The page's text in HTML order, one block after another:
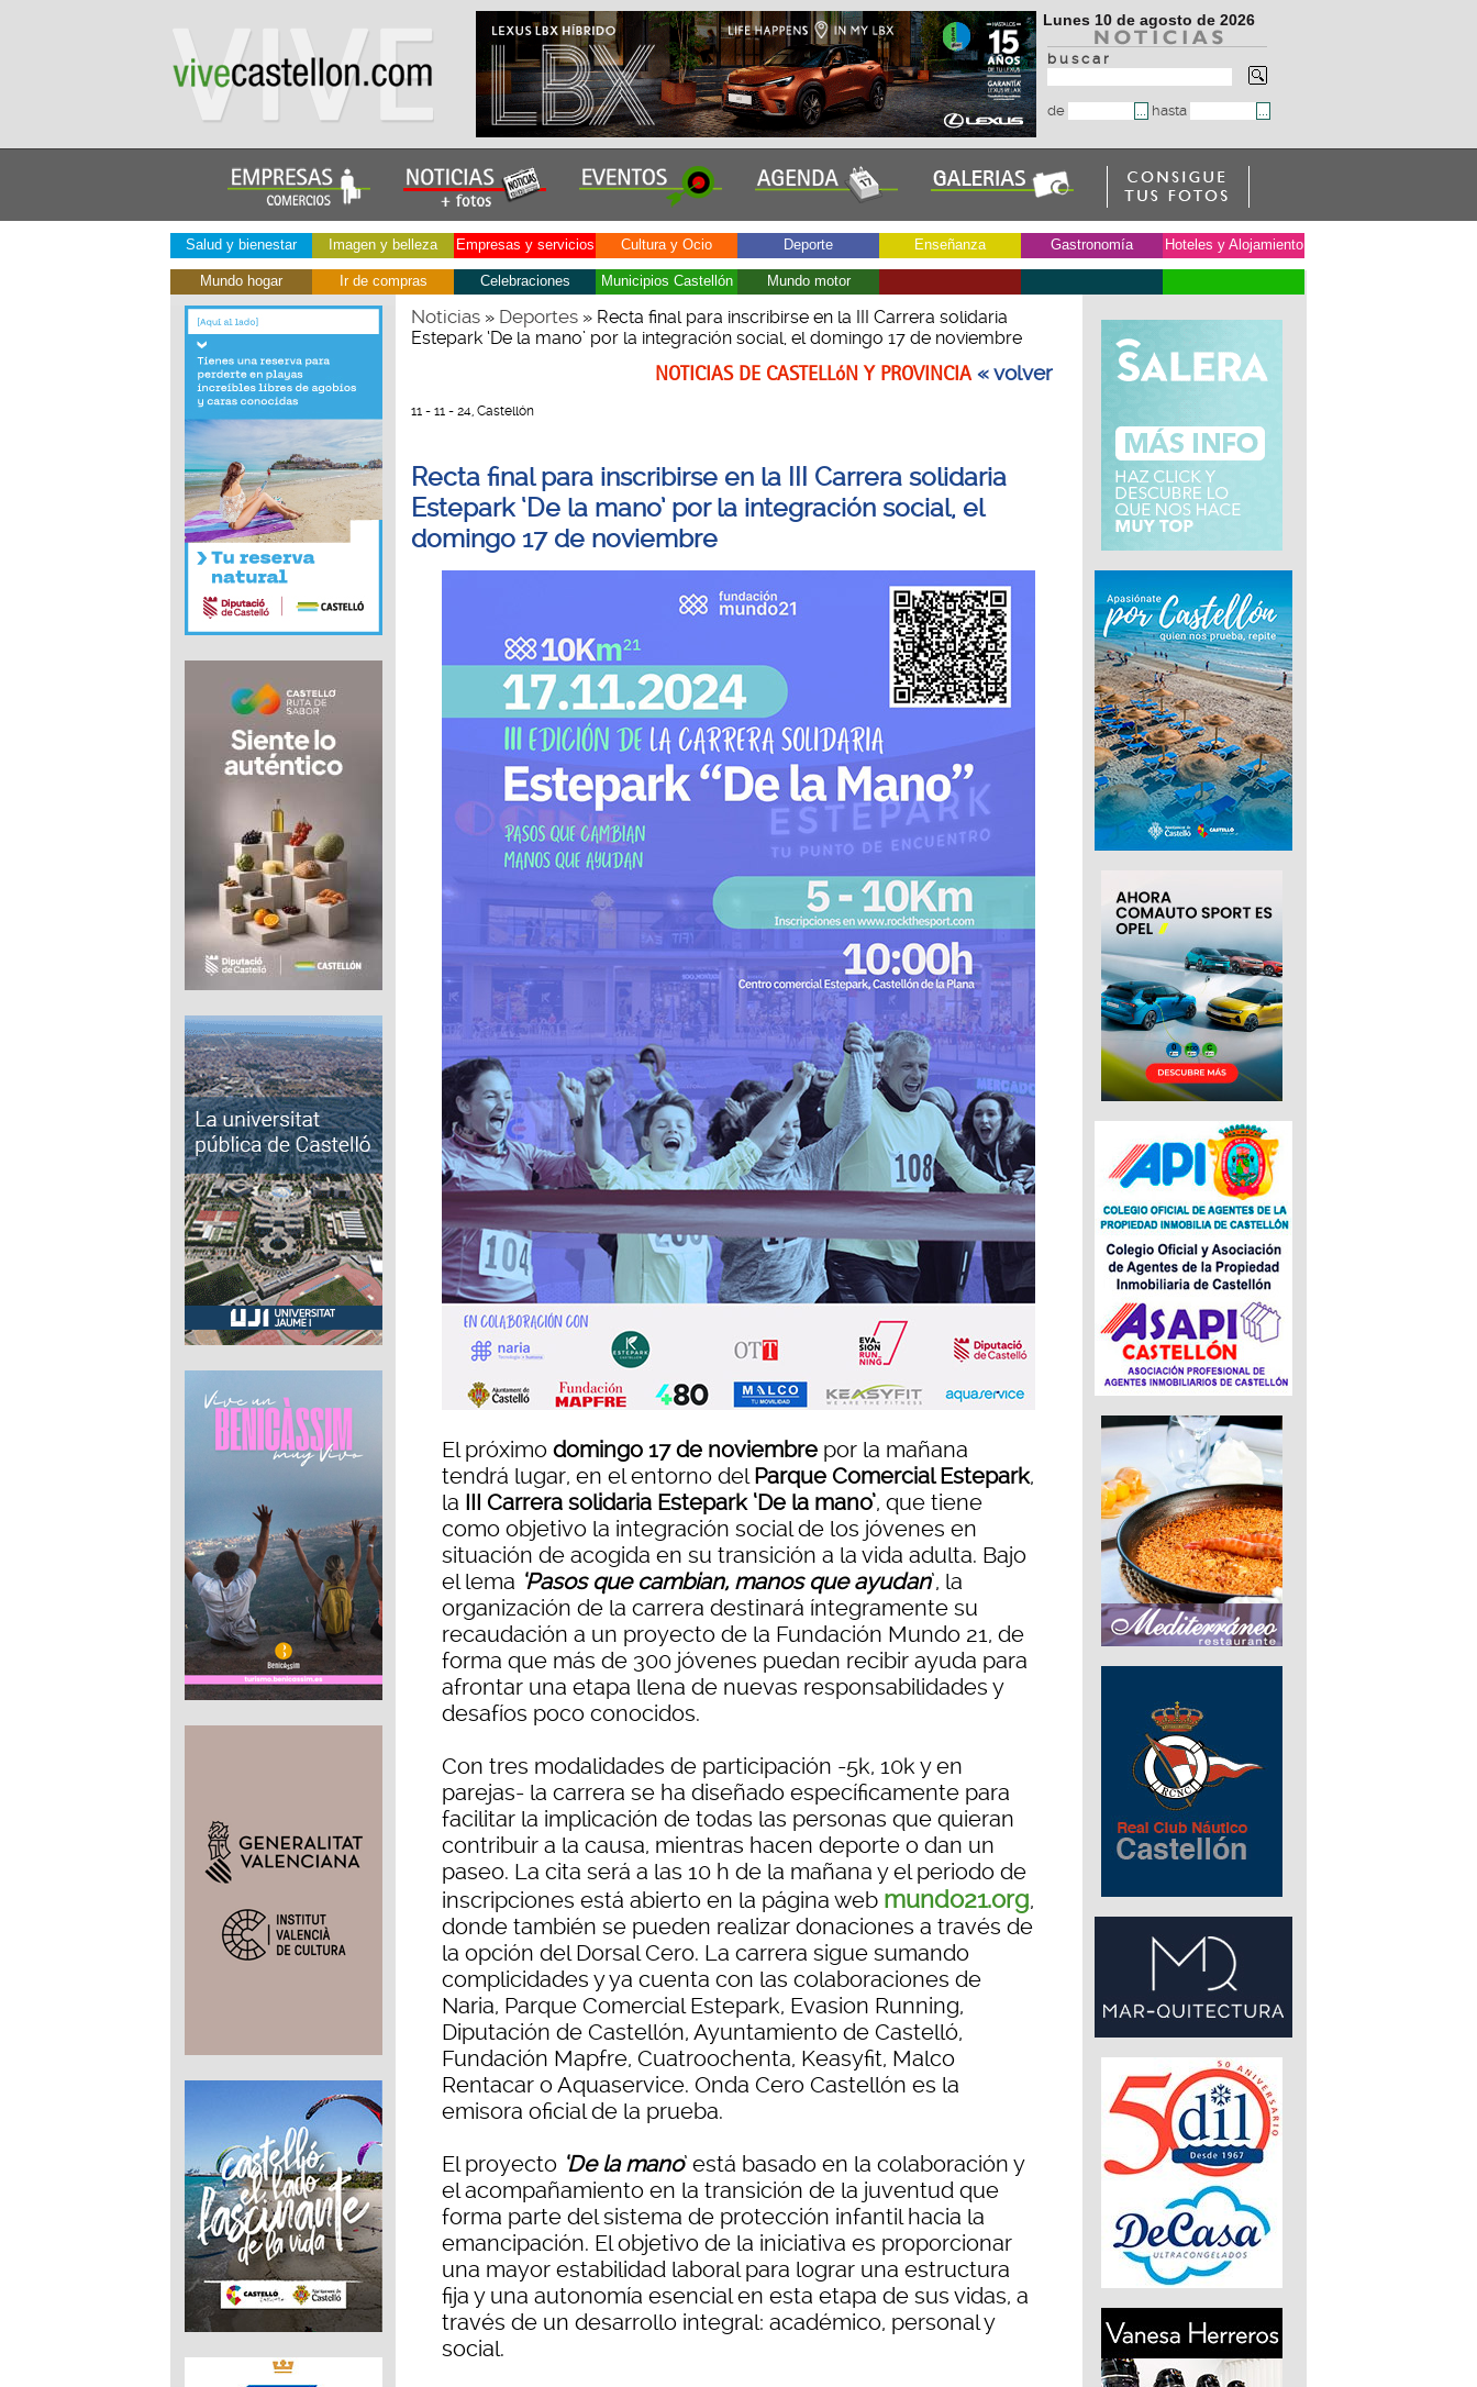
Lunes 10 de agosto de 2026
b u s c a r
de hasta
Salud y bienestar Imagen y belleza Empresas y servicios Cultura y Ocio Deporte Enseñanza Gastronomía Hoteles y Alojamiento
Mundo hogar Ir de compras Celebraciones Municipios Castellón Mundo motor
Noticias» Deportes» Recta final para inscribirse en la III Carrera solidaria
Estepark ‘De la mano’ por la integración social, el domingo 17 de noviembre
NOTICIAS DE CASTELLóN Y PROVINCIA« volver
11 - 11 - 24, Castellón
Recta final para inscribirse en la III Carrera solidaria
Estepark ‘De la mano’ por la integración social, el
domingo 17 de noviembre
El próximo domingo 17 de noviembre por la mañana
tendrá lugar, en el entorno delParque Comercial Estepark,
la III Carrera solidaria Estepark ‘De la mano’, que tiene
como objetivo la integración social de los jóvenes en
situación de acogida en su transición a la vida adulta. Bajo
el lema ‘Pasos que cambian, manos que ayudan’, la
organización de la carrera destinará íntegramente su
recaudación a un proyecto de la Fundación Mundo 21, de
forma que más de 300 jóvenes puedan recibir ayuda para
afrontar una etapa llena de nuevas responsabilidades y
desafíos poco conocidos.
Con tres modalidades de participación -5k, 10k y en
parejas- la carrera se ha diseñado específicamente para
facilitar la implicación de todas las personas que quieran
contribuir a la causa, mientras hacen deporte o dan un
paseo. La cita será a las 10 h de la mañana y el periodo de
inscripciones está abierto en la página web mundo21.org,
donde también se pueden realizar donaciones a través de
la opción del Dorsal Cero. La carrera sigue sumando
complicidades y ya cuenta con las colaboraciones de
Naria, Parque Comercial Estepark, Evasion Running,
Diputación de Castellón, Ayuntamiento de Castelló,
Fundación Mapfre, Cuatroochenta, Keasyfit, Malco
Rentacar o Aquaservice. Onda Cero Castellón es la
emisora oficial de la prueba.
El proyecto ‘De la mano’ está basado en la colaboración y
el acompañamiento en la transición de la juventud que
forma parte del sistema de protección infantil hacia la
emancipación. El objetivo de la iniciativa es proporcionar
una mayor estabilidad laboral para lograr una estructura
fija y una autonomía esencial en esta etapa de sus vidas, a
través de un desarrollo integral: académico, personal y
social.